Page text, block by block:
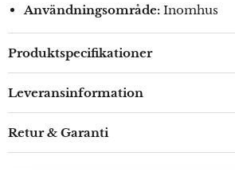
Användningsområde: Inomhus
Produktspecifikationer
Leveransinformation
Retur & Garanti